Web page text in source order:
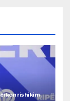
rishikim